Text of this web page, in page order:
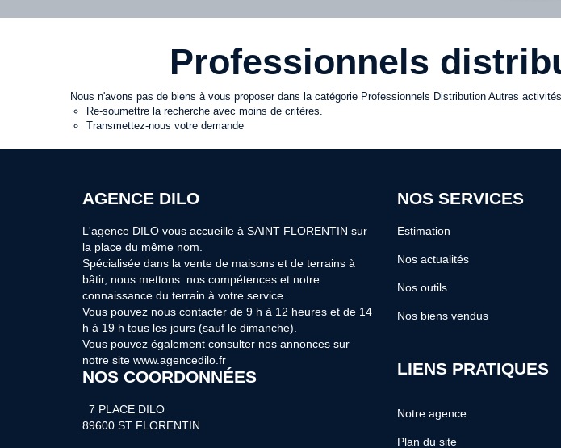
Professionnels
Nous n'avons pas de biens à vous proposer dans la catégorie Professionnels Distribution Autres
Re-soumettre la recherche avec moins de critères.
Transmettez-nous votre demande
AGENCE DILO
L'agence DILO vous accueille à SAINT FLORENTIN sur
la place du même nom.
Spécialisée dans la vente de maisons et de terrains à
bâtir, nous mettons nos compétences et notre
connaissance du terrain à votre service.
Vous pouvez nous contacter de 9 h à 12 heures et de 14
h à 19 h tous les jours (sauf le dimanche).
Vous pouvez également consulter nos annonces sur
notre site www.agencedilo.fr
NOS COORDONNÉES
7 PLACE DILO
89600 ST FLORENTIN
NOS SERVICES
Estimation
Nos actualités
Nos outils
Nos biens vendus
LIENS PRATIQUES
Notre agence
Plan du site